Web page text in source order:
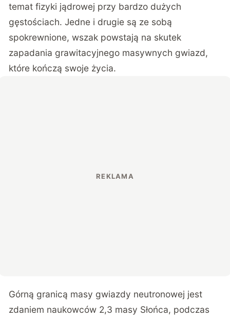
temat fizyki jądrowej przy bardzo dużych
gęstościach. Jedne i drugie są ze sobą
spokrewnione, wszak powstają na skutek
zapadania grawitacyjnego masywnych gwiazd,
które kończą swoje życia.
Górną granicą masy gwiazdy neutronowej jest
zdaniem naukowców 2,3 masy Słońca, podczas